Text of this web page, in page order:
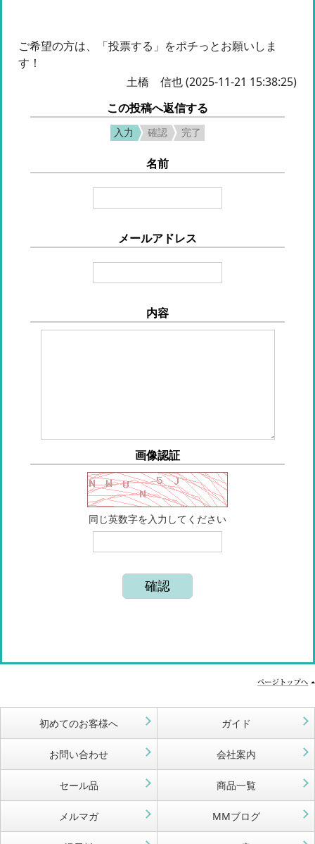
ご希望の方は、「投票する」をポチっとお願いしま
す！
土橋 信也 (2025-11-21 15:38:25)
この投稿へ返信する
入力 確認 完了
名前
メールアドレス
内容
画像認証
同じ英数字を入力してください
初めてのお客様へ ガイド
お問い合わせ 会社案内
セール品 商品一覧
メルマガ MMブログ